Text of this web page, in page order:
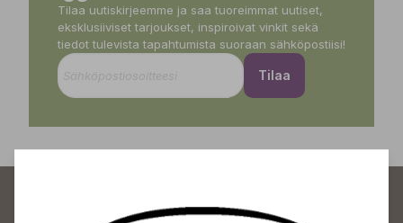
Tilaa uutiskirjeemme ja saa tuoreimmat uutiset,
eksklusiiviset tarjoukset, inspiroivat vinkit sekä
tiedot tulevista tapahtumista suoraan sähköpostiisi!
Tilaa